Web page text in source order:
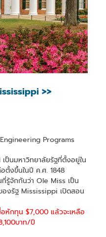
>>
Programs
เป็นมหาวิทยาลัยรัฐที่ตั้งอยู่ใน
งขึ้นในปี ค.ศ. 1848
รู้จักกันว่า Ole Miss เป็น
องรัฐ Mississippi เปิดสอน
อหักทุน $7,000 แล้วจะเหลือ
บาท/ปี